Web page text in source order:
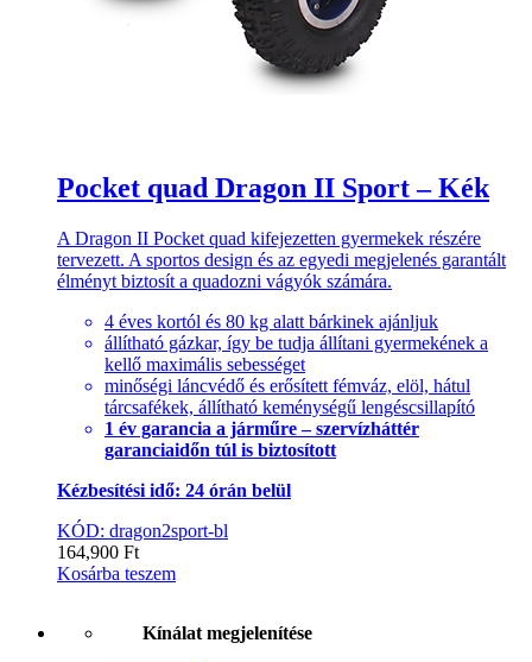
Pocket quad Dragon II Sport – Kék
A Dragon II Pocket quad kifejezetten gyermekek részére
tervezett. A sportos design és az egyedi megjelenés garantált
élményt biztosít a quadozni vágyók számára.
4 éves kortól és 80 kg alatt bárkinek ajánljuk
állítható gázkar, így be tudja állítani gyermekének a
kellő maximális sebességet
minőségi láncvédő és erősített fémváz, elöl, hátul
tárcsafékek, állítható keménységű lengéscsillapító
1 év garancia a járműre – szervízháttér
garanciaidőn túl is biztosított
Kézbesítési idő: 24 órán belül
KÓD: dragon2sport-bl
164,900 Ft
Kosárba teszem
Kínálat megjelenítése